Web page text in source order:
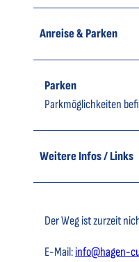
Anreise & Parken
Parken
Parkmöglichkeiten
Weitere Infos / Links
Der Weg ist zurzeit
E-Mail:info@hagen-